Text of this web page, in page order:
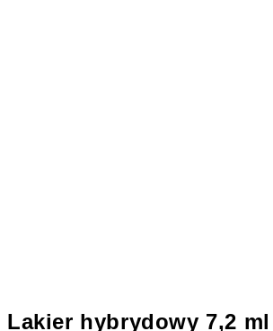
Lakier hybrydowy 7,2